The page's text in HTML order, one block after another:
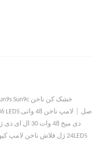
لامپ ناخن 48 واتی Sun4 36 LEDS خشک کن فوق سریع
دی میخ 48 وات 30 ال ای دی ژل فلاش کورینگ نور
24LEDS ژل فلاش ناخن لامپ کیورینگ